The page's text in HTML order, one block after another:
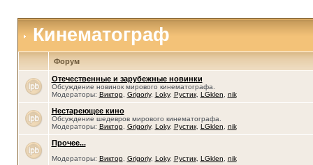
Кинематограф
Форум
Отечественные и зарубежные новинки
Обсуждение новинок мирового кинематографа.
Модераторы: Виктор, Grigoriy, Loky, Рустик, LGklen nik
Нестареющее кино
Обсуждение шедевров мирового кинематографа.
Модераторы: Виктор, Grigoriy, Loky, Рустик, LGklen nik
Прочее...
Модераторы: Виктор, Grigoriy, Loky, Рустик, LGklen nik